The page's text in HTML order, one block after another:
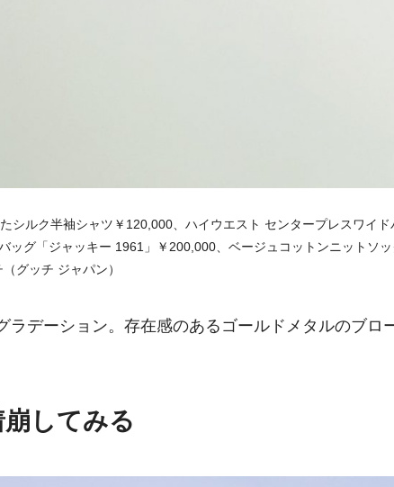
シルク半袖シャツ￥120,000、ハイウエスト センタープレスワイド
ッグ「ジャッキー 1961」￥200,000、ベージュコットンニットソッ
グッチ ジャパン）
デーション。存在感のあるゴールドメタルのブロ
してみる